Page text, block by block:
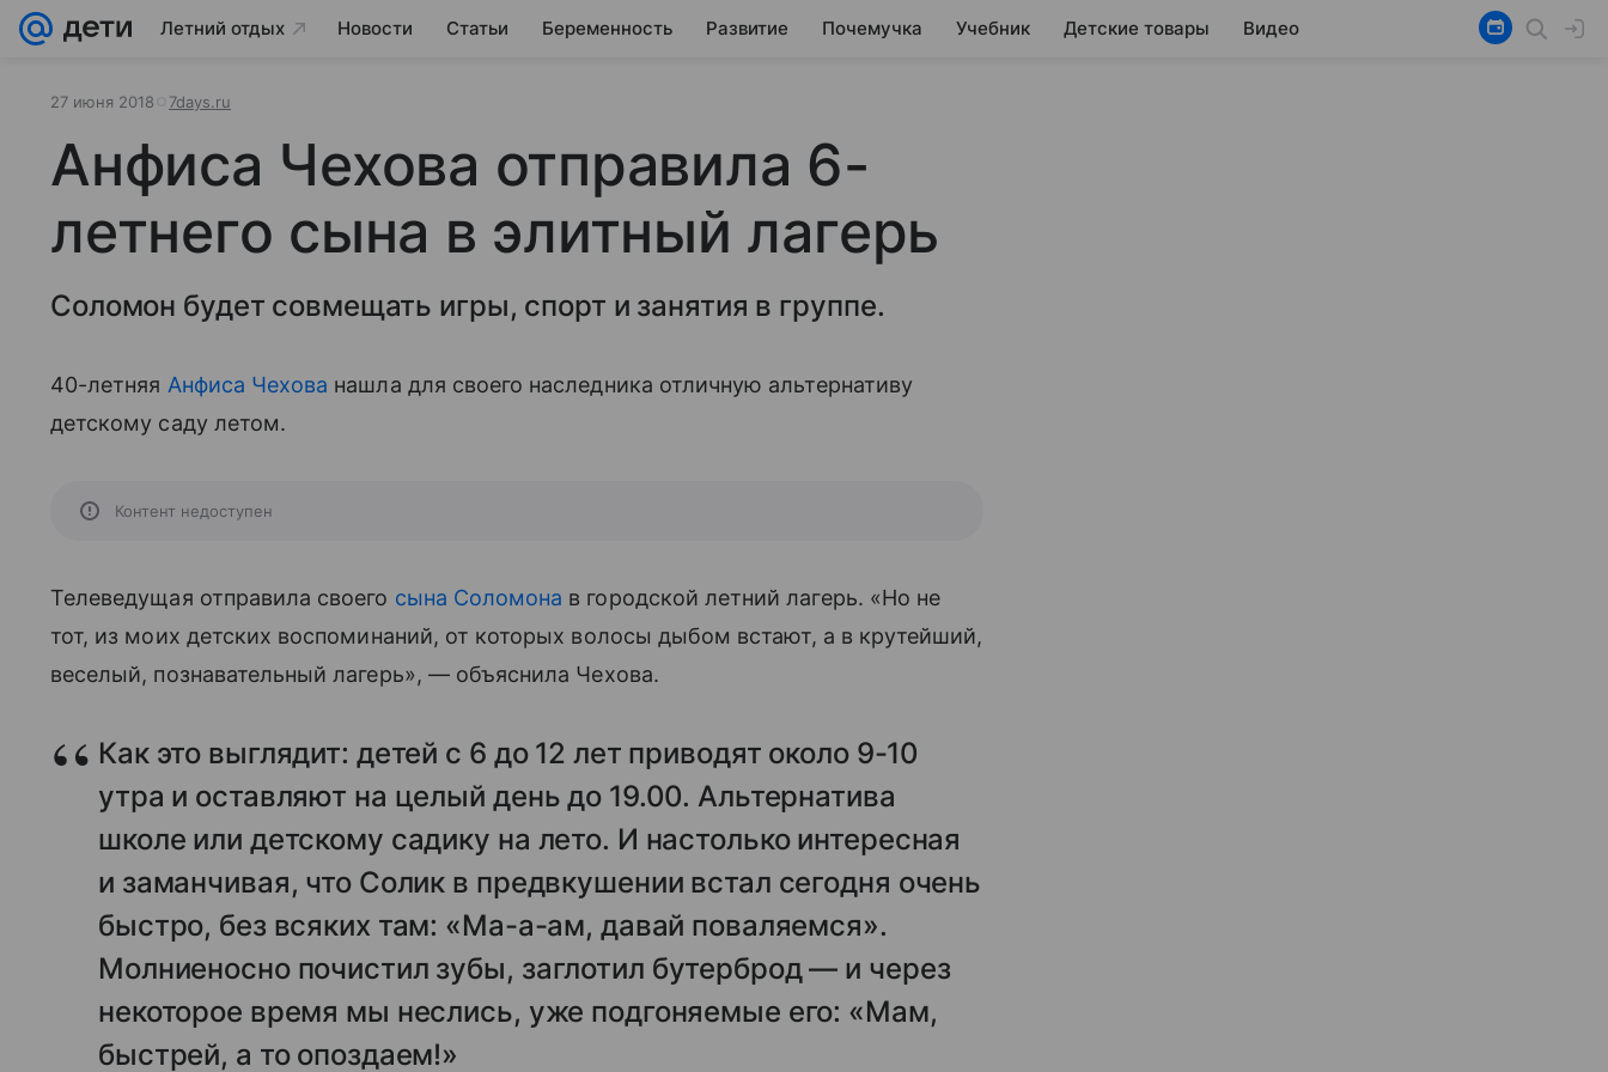
Летний отдых Новости Статьи Беременность Развитие Почемучка Учебник Детские товары Видео
27 июня 2018 7days.ru
Анфиса Чехова отправила 6-
летнего сына в элитный лагерь
Соломон будет совмещать игры, спорт и занятия в группе.
40-летняя Анфиса Чехова нашла для своего наследника отличную альтернативу
детскому саду летом.
Контент недоступен
Телеведущая отправила своего сына Соломона в городской летний лагерь. «Но не
тот, из моих детских воспоминаний, от которых волосы дыбом встают, а в крутейший,
веселый, познавательный лагерь», — объяснила Чехова.
Как это выглядит: детей с 6 до 12 лет приводят около 9-10
утра и оставляют на целый день до 19.00. Альтернатива
школе или детскому садику на лето. И настолько интересная
и заманчивая, что Солик в предвкушении встал сегодня очень
быстро, без всяких там: «Ма-а-ам, давай поваляемся».
Молниеносно почистил зубы, заглотил бутерброд — и через
некоторое время мы неслись, уже подгоняемые его: «Мам,
быстрей, а то опоздаем!»